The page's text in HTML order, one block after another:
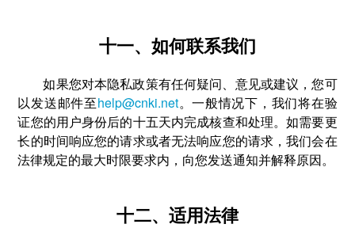
十一、如何联系我们
如果您对本隐私政策有任何疑问、意见或建议，您可
以发送邮件至help@cnki.net。一般情况下，我们将在验
证您的用户身份后的十五天内完成核查和处理。如需要更
长的时间响应您的请求或者无法响应您的请求，我们会在
法律规定的最大时限要求内，向您发送通知并解释原因。
十二、适用法律